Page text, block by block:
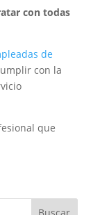
con todas
de
con la
que